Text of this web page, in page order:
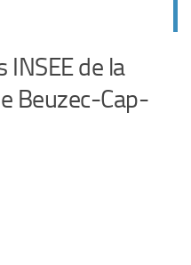
INSEE de la
Beuzec-Cap-